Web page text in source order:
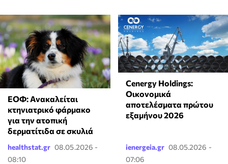
ΕΟΦ: Ανακαλείται
κτηνιατρικό φάρμακο
για την ατοπική
δερματίτιδα σε σκυλιά
healthstat.gr 08.05.2026 -
08:10
Cenergy Holdings:
Οικονομικά
αποτελέσματα πρώτου
εξαμήνου 2026
ienergeia.gr 08.05.2026 -
07:06